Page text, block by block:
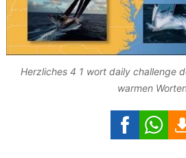
Herzliches 4 1 wort daily challenge
warmen